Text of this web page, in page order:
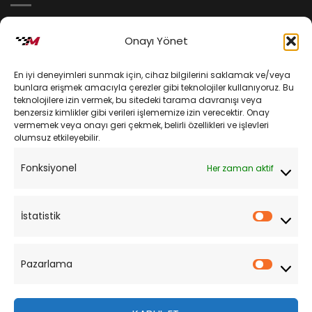
Onayı Yönet
En iyi deneyimleri sunmak için, cihaz bilgilerini saklamak ve/veya
bunlara erişmek amacıyla çerezler gibi teknolojiler kullanıyoruz. Bu
teknolojilere izin vermek, bu sitedeki tarama davranışı veya
benzersiz kimlikler gibi verileri işlememize izin verecektir. Onay
vermemek veya onayı geri çekmek, belirli özellikleri ve işlevleri
olumsuz etkileyebilir.
Fonksiyonel Her zaman aktif
İstatistik
Pazarlama
Kişisel Verilerin Korunması
Mesafeli Satış Sözleşmesi
Sipariş Takibi